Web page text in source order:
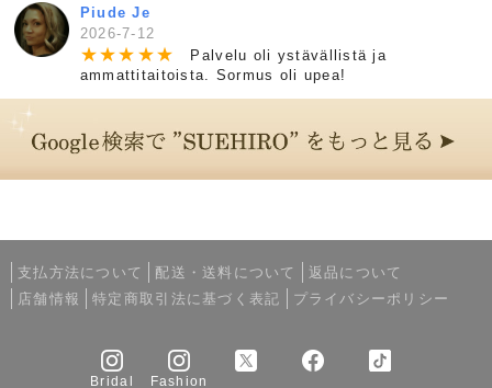
Piude Je
2026-7-12
★★★ ★★
Palvelu oli ystävällistä ja
ammattitaitoista. Sormus oli upea!
支払方法について 配送・送料について
返品について
店舗情報
特定商取引法に基づく表記 プライバシーポリシー
Bridal Fashion